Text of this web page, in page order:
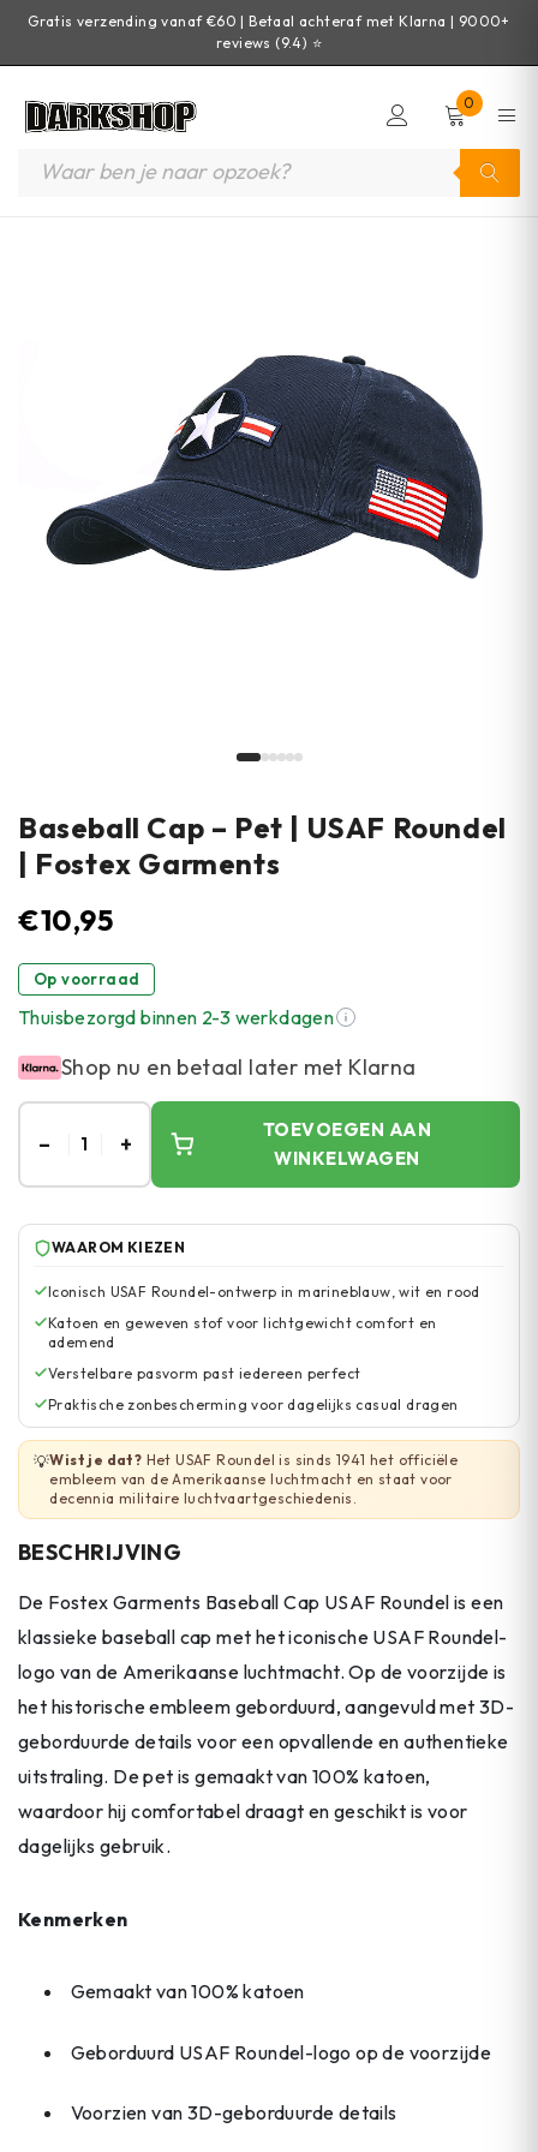
Gratis verzending vanaf €60 | Betaal achteraf met Klarna | 9000+
reviews (9.4) ⭐
0
Baseball Cap – Pet | USAF Roundel
| Fostex Garments
€10,95
Op voorraad
Thuisbezorgd binnen 2-3 werkdagen
Shop nu en betaal later met Klarna
– 1 +
TOEVOEGEN AAN
WINKELWAGEN
WAAROM KIEZEN
Iconisch USAF Roundel-ontwerp in marineblauw, wit en rood
Katoen en geweven stof voor lichtgewicht comfort en
ademend
Verstelbare pasvorm past iedereen perfect
Praktische zonbescherming voor dagelijks casual dragen
💡Wist je dat? Het USAF Roundel is sinds 1941 het officiële
embleem van de Amerikaanse luchtmacht en staat voor
decennia militaire luchtvaartgeschiedenis.
BESCHRIJVING
De Fostex Garments Baseball Cap USAF Roundel is een
klassieke baseball cap met het iconische USAF Roundel-
logo van de Amerikaanse luchtmacht. Op de voorzijde is
het historische embleem geborduurd, aangevuld met 3D-
geborduurde details voor een opvallende en authentieke
uitstraling. De pet is gemaakt van 100% katoen,
waardoor hij comfortabel draagt en geschikt is voor
dagelijks gebruik.
Kenmerken
Gemaakt van 100% katoen
Geborduurd USAF Roundel-logo op de voorzijde
Voorzien van 3D-geborduurde details